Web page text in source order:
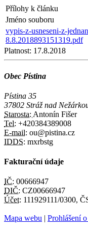
Přílohy k článku
Jméno souboru
vypis-z-usneseni-z-
8.8.2018893151319.pdf
Platnost: 17.8.2018
Obec Pístina
Pístina 35
37802 Stráž nad
Starosta: Antonín Fišer
Tel: +420384389008
E-mail: ou@pistina.cz
IDDS: mxrbstg
Fakturační údaje
IČ: 00666947
DIČ: CZ00666947
Účet: 111929111/0300,
Mapa webu | Prohlášení